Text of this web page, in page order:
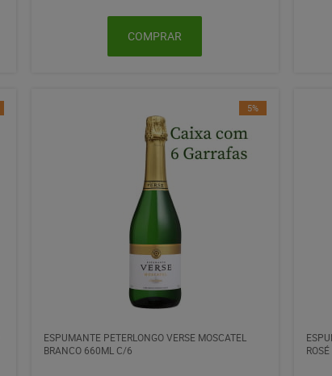
COMPRAR
5%
ESPUMANTE PETERLONGO VERSE MOSCATEL
BRANCO 660ML C/6